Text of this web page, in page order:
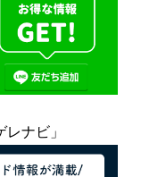
ナビ」